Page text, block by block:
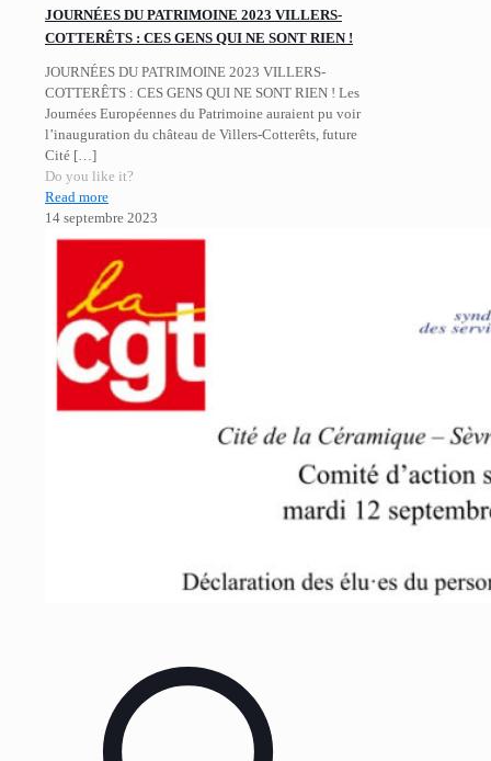
JOURNÉES DU PATRIMOINE 2023 VILLERS-
COTTERÊTS : CES GENS QUI NE SONT RIEN !
JOURNÉES DU PATRIMOINE 2023 VILLERS-
COTTERÊTS : CES GENS QUI NE SONT RIEN ! Les
Journées Européennes du Patrimoine auraient pu voir
l’inauguration du château de Villers-Cotterêts, future
Cité […]
Do you like it?
Read more
14 septembre 2023